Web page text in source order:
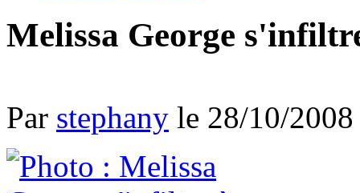
Melissa George
Par stephany le 28/10/2008